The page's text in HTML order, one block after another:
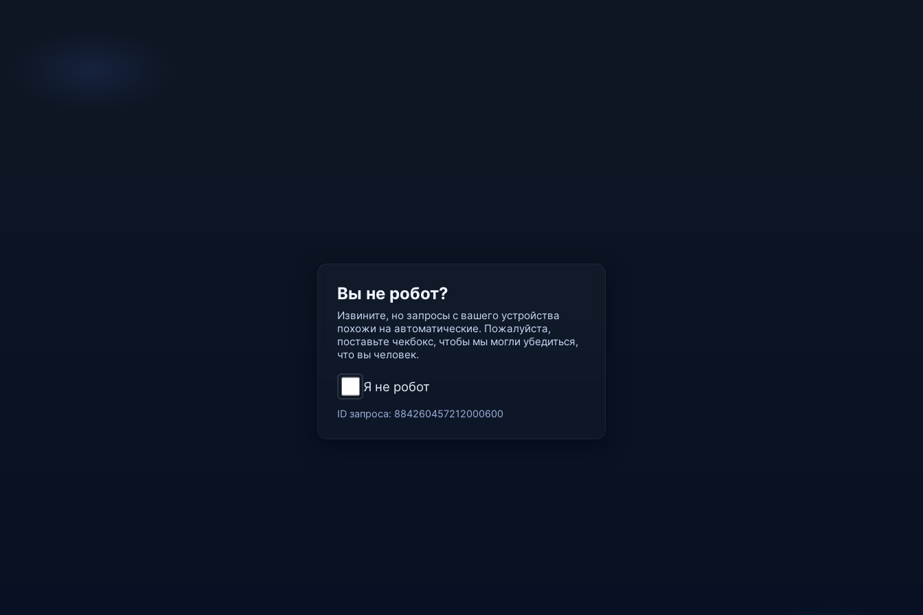
Вы не робот?
Извините, но запросы с вашего устройства
похожи на автоматические. Пожалуйста,
поставьте чекбокс, чтобы мы могли убедиться,
что вы человек.
Я не робот
ID запроса: 884260457212000600